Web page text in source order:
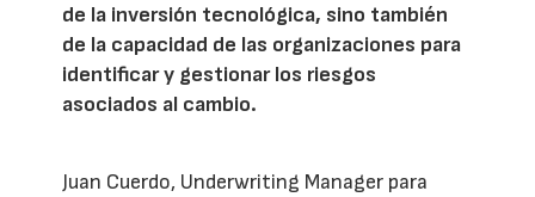
de la inversión tecnológica, sino también
de la capacidad de las organizaciones para
identificar y gestionar los riesgos
asociados al cambio.
Juan Cuerdo, Underwriting Manager para